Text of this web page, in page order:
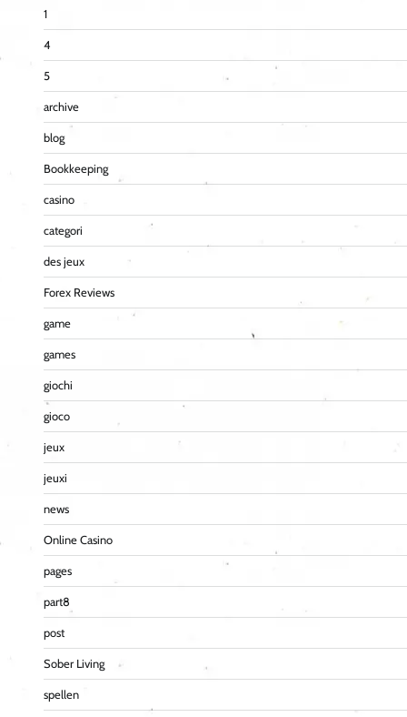
1
4
5
archive
blog
Bookkeeping
casino
categori
des jeux
Forex Reviews
game
games
giochi
gioco
jeux
jeuxi
news
Online Casino
pages
part8
post
Sober Living
spellen